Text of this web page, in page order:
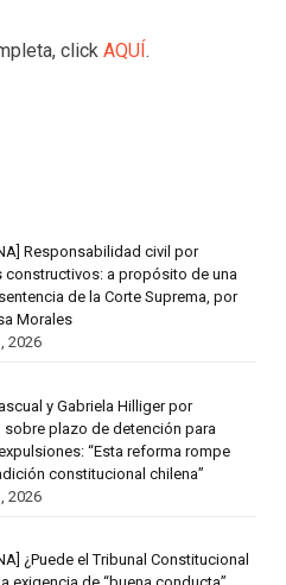
click AQUÍ.
Responsabilidad civil por
a propósito de una
de la Corte Suprema, por
Morales
2026
y Gabriela Hilliger por
plazo de detención para
“Esta reforma rompe
constitucional chilena”
2026
¿Puede el Tribunal Constitucional